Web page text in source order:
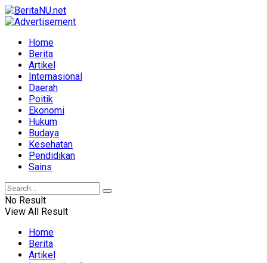
Home
Berita
Artikel
Internasional
Daerah
Poitik
Ekonomi
Hukum
Budaya
Kesehatan
Pendidikan
Sains
No Result
View All Result
Home
Berita
Artikel